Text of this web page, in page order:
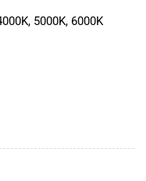
5000K, 6000K